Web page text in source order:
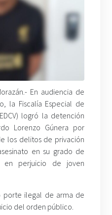
En audiencia de
la Fiscalía Especial de
logró la detención
Lorenzo Gúnera por
los delitos de privación
en su grado de
en perjuicio de joven
porte ilegal de arma de
del orden público.